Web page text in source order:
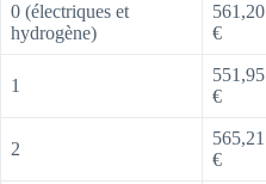
0 (électriques et
hydrogène)
561,20
€
1
551,95
€
2
565,21
€